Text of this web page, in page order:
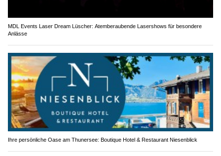
MDL Events Laser Dream Lüscher: Atemberaubende Lasershows für besondere
Anlässe
Ihre persönliche Oase am Thunersee: Boutique Hotel & Restaurant Niesenblick